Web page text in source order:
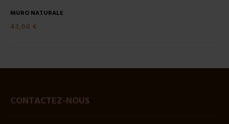
MURO NATURALE
43,00 €
CONTACTEZ-NOUS